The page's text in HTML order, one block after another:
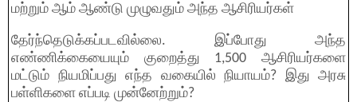
மற்றும் ஆம் ஆண்டு முழுவதும் அந்த ஆசிரியர்கள்
தேர்ந்தெடுக்கப்படவில்லை. இப்போது அந்த
எண்ணிக்கையையும் குறைத்து 1,500 ஆசிரியர்களை
மட்டும் நியமிப்பது எந்த வகையில் நியாயம்? இது அரசு
பள்ளிகளை எப்படி முன்னேற்றும்?